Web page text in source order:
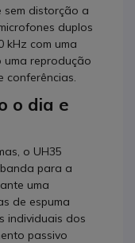
sem distorção a
duplos
kHz com uma
uma reprodução
o dia e
o UH35
para a
uma
de espuma
individuais dos
passivo